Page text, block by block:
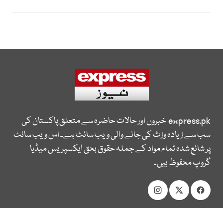
express.pkخبروں اور حالات حاضرہ سے متعلق پاکستان کی
سب سے زیادہ وزٹ کی جانے والی ویب سائٹ ہے۔ اس ویب سائٹ
پر شائع شدہ تمام مواد کے جملہ حقوق بحق ایکسپریس میڈیا
گروپ محفوظ ہیں۔